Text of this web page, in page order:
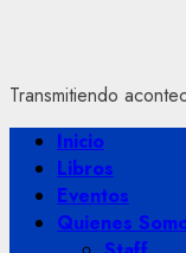
Transmitiendo
Menú
principal
Inicio
Libros
Eventos
Quienes